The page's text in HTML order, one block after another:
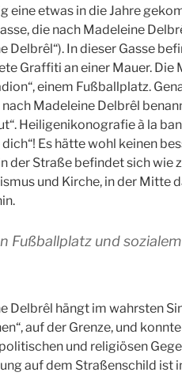
eine etwas in die Jahre
die nach Madeleine
Delbrêl“). In dieser Gasse
Graffiti an einer Mauer. Die
einem Fußballplatz.
Madeleine Delbrêl
Heiligenikonografie à la
dich“! Es hätte wohl keinen
der Straße befindet sich wie
und Kirche, in der Mitte
Fußballplatz und
Delbrêl hängt im wahrsten
auf der Grenze, und
und religiösen
auf dem Straßenschild ist